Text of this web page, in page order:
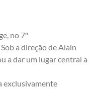
no 7º
a direção de Alain
a dar um lugar central a
exclusivamente